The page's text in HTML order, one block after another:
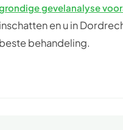
gevelanalyse
inschatten en u in
beste behandeling.